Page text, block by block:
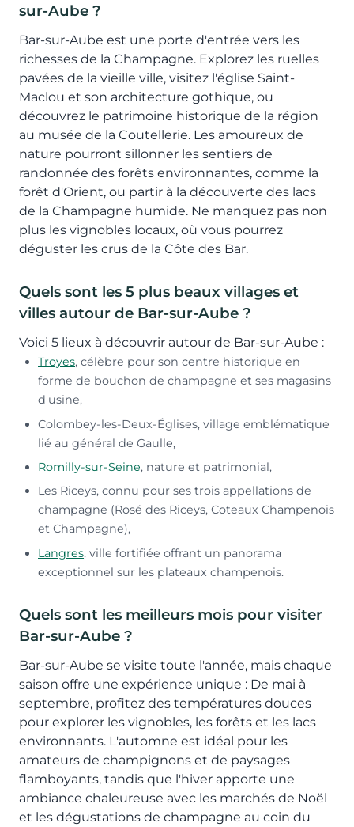
sur-Aube ?
Bar-sur-Aube est une porte d'entrée vers les
richesses de la Champagne. Explorez les ruelles
pavées de la vieille ville, visitez l'église Saint-
Maclou et son architecture gothique, ou
découvrez le patrimoine historique de la région
au musée de la Coutellerie. Les amoureux de
nature pourront sillonner les sentiers de
randonnée des forêts environnantes, comme la
forêt d'Orient, ou partir à la découverte des lacs
de la Champagne humide. Ne manquez pas non
plus les vignobles locaux, où vous pourrez
déguster les crus de la Côte des Bar.
Quels sont les 5 plus beaux villages et
villes autour de Bar-sur-Aube ?
Voici 5 lieux à découvrir autour de Bar-sur-Aube :
Troyes, célèbre pour son centre historique en
forme de bouchon de champagne et ses magasins
d'usine,
Colombey-les-Deux-Églises, village emblématique
lié au général de Gaulle,
Romilly-sur-Seine, nature et patrimonial,
Les Riceys, connu pour ses trois appellations de
champagne (Rosé des Riceys, Coteaux Champenois
et Champagne),
Langres, ville fortifiée offrant un panorama
exceptionnel sur les plateaux champenois.
Quels sont les meilleurs mois pour visiter
Bar-sur-Aube ?
Bar-sur-Aube se visite toute l'année, mais chaque
saison offre une expérience unique : De mai à
septembre, profitez des températures douces
pour explorer les vignobles, les forêts et les lacs
environnants. L'automne est idéal pour les
amateurs de champignons et de paysages
flamboyants, tandis que l'hiver apporte une
ambiance chaleureuse avec les marchés de Noël
et les dégustations de champagne au coin du